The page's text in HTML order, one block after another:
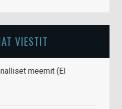
VIESTIT
meemit (EI